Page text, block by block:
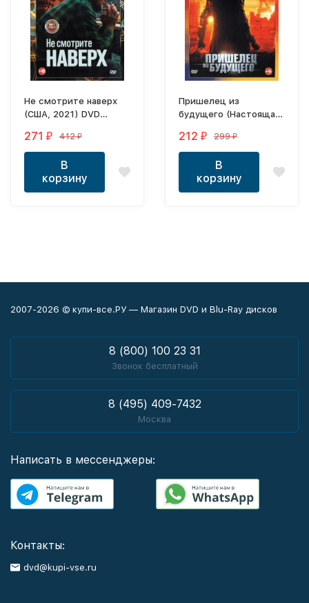
Не смотрите наверх
(США, 2021) DVD
профессиональный
(дублированный)
271 ₽ 412₽
В
корзину
Пришелец из
будущего (Настоящая
212 ₽ 299₽
В
корзину
2007-2026 © купи-все.РУ — Магазин DVD и Blu-Ray дисков
8 (800) 100 23 31
Звонок бесплатный
8 (495) 409-7432
Москва
Написать в мессенджеры:
Контакты:
dvd@kupi-vse.ru